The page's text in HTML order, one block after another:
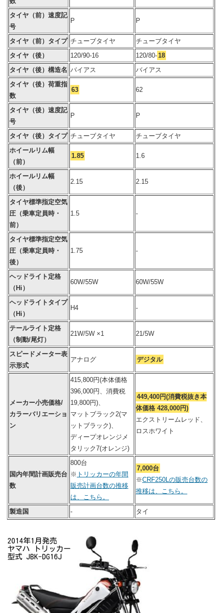
タイヤ（前）速度記
号
P P
タイヤ（前）タイプ チューブタイヤ
チューブタイヤ
タイヤ（後）
120/90-16 120/80-18
タイヤ（後）構造名 バイアス
バイアス
タイヤ（後）荷重指
数
63 62
タイヤ（後）速度記
号
P P
タイヤ（後）タイプ チューブタイヤ
チューブタイヤ
ホイールリム幅
（前）
1.85 1.6
ホイールリム幅
（後）
2.15 2.15
タイヤ標準指定空気
圧（乗車定員時・
前）
1.5 -
タイヤ標準指定空気
圧（乗車定員時・
後）
1.75 -
ヘッドライト定格
（Hi）
60W/55W 60W/55W
ヘッドライトタイプ
（Hi）
H4 -
テールライト定格
（制動/尾灯）
21W/5W ×1 21/5W
スピードメーター表
示形式
アナログ デジタル
メーカー小売価格/
カラーバリエーショ
ン
415,800円(本体価格
396,000円、消費税
19,800円)、
マットブラック2(マ
ットブラック)、
ディープオレンジメ
タリック7(オレンジ)
449,400円(消費税抜き本
体価格 428,000円)
エクストリームレッド、
ロスホワイト
国内年間計画販売台
数
800台
※ トリッカーの年間
販売計画台数の推移
は、こちら。
7,000台
※CRF250Lの販売台数の
推移は、こちら。
製造国 - タイ